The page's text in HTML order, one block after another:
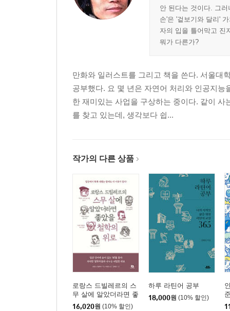
안 된다는 것이다. 그
손'은 '겉보기와 달리'
자의 입을 틀어막고 진
뭐가 다른가?
만화와 일러스트를 그리고 책을 쓴다. 서울대
공부했다. 요 몇 년은 자연어 처리와 인공지
한 재미있는 사업을 구상하는 중이다. 같이
를 찾고 있는데, 생각보다 쉽...
작가의 다른 상품
로랑스 드빌레르의 스
무 살에 알았더라면 좋
았을 철학의 위로
16,020원 (10% 할인)
하루 라틴어 공부
18,000원 (10% 할인)